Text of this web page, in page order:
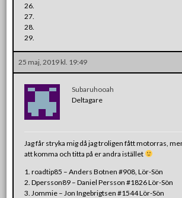
26.
27.
28.
29.
25 maj, 2019 kl. 19:49
Subaruhooah
Deltagare
Jag får stryka mig då jag troligen fått motorras,
att komma och titta på er andra istället
1. roadtip85 – Anders Botnen #908, Lör-Sön
2. Dpersson89 – Daniel Persson #1826 Lör-Sön
3. Jommie – Jon Ingebrigtsen #1544 Lör-Sön